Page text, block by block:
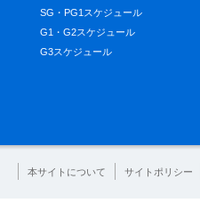
SG・PG1スケジュール
G1・G2スケジュール
G3スケジュール
本サイトについて サイトポリシー